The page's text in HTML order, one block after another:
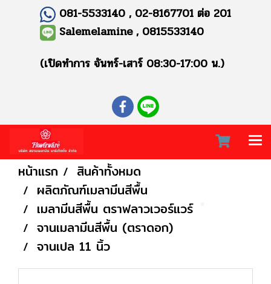
081-5533140 , 02-8167701 ต่อ 201
Salemelamine , 0815533140
(เปิดทำการ จันทร์-เสาร์ 08:30-17:00 น.)
หน้าแรก
สินค้าทั้งหมด
ผลิตภัณฑ์เมลามีนสีพื้น
เมลามีนสีพื้น ตราฟลาวเวอร์แวร์
จานเมลามีนสีพื้น (ตราดอก)
จานเปล 11 นิ้ว